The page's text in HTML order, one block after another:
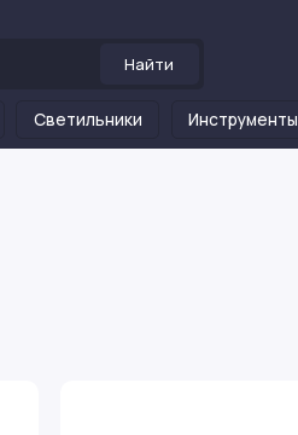
Найти
Светильники Инструменты